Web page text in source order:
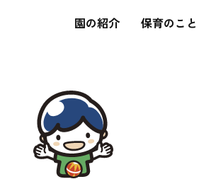
園の紹介 保育のこと